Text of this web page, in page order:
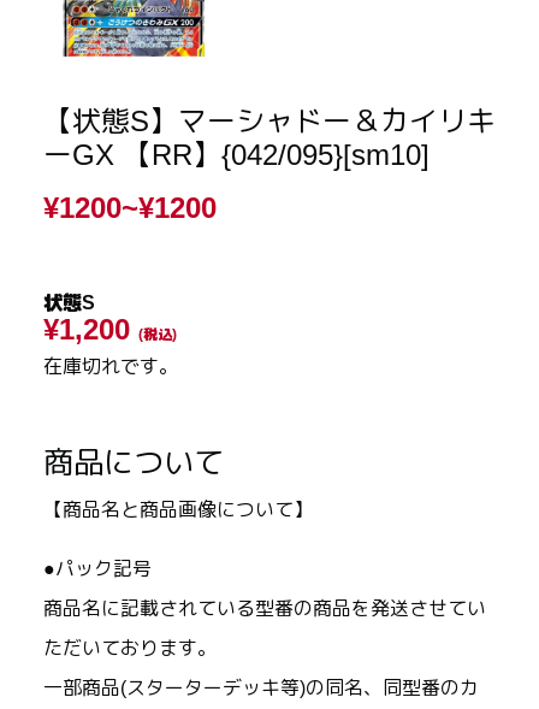
【状態S】マーシャドー＆カイリキ
ーGX 【RR】{042/095}[sm10]
¥1200~¥1200
状態S
¥1,200 (税込)
在庫切れです。
商品について
【商品名と商品画像について】
●パック記号
商品名に記載されている型番の商品を発送させてい
ただいております。
一部商品(スターターデッキ等)の同名、同型番のカ